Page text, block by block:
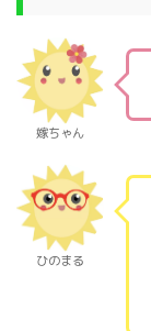
嫁ちゃん
ひのまる